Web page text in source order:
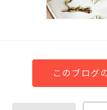
このブログ